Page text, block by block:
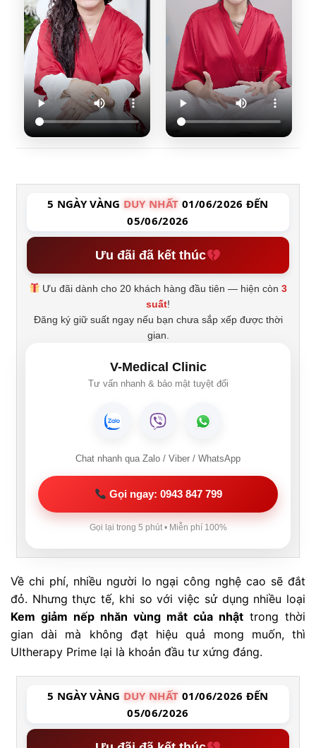
5 NGÀY VÀNG DUY NHẤT 01/06/2026 ĐẾN
05/06/2026
Ưu đãi đã kết thúc
Ưu đãi dành cho 20 khách hàng đầu tiên — hiện còn3
suất!
Đăng ký giữ suất ngay nếu bạn chưa sắp xếp được thời
gian.
V-Medical Clinic
Tư vấn nhanh & bảo mật tuyệt đối
Chat nhanh qua Zalo / Viber / WhatsApp
Gọi ngay: 0943 847 799
Gọi lại trong 5 phút • Miễn phí 100%
Về chi phí, nhiều người lo ngại công nghệ cao sẽ đắt
đỏ. Nhưng thực tế, khi so với việc sử dụng nhiều loại
Kem giảm nếp nhăn vùng mắt của nhật trong thời
gian dài mà không đạt hiệu quả mong muốn, thì
Ultherapy Prime lại là khoản đầu tư xứng đáng.
5 NGÀY VÀNG DUY NHẤT 01/06/2026 ĐẾN
05/06/2026